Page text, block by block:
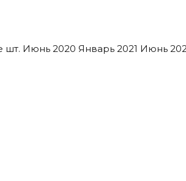
Июнь 2020 Январь 2021 Июнь